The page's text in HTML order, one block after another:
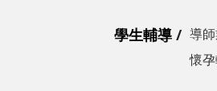
學生輔導 導
懷